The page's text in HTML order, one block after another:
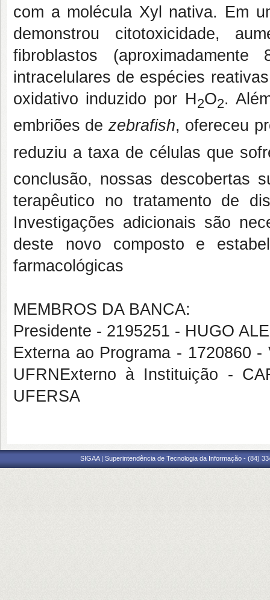
com a molécula Xyl nativa. Em
demonstrou citotoxicidade,
fibroblastos
intracelulares de espécies
oxidativo induzido por H2O2.
embriões de zebrafish, ofereceu
reduziu a taxa de células que
conclusão, nossas descobertas
terapêutico no tratamento de
Investigações adicionais são
deste novo composto e
farmacológicas
MEMBROS DA BANCA:
Presidente - 2195251 - HUGO
Externa ao Programa - 1720860
UFRNExterno à Instituição -
UFERSA
SIGAA | Superintendência de Tecnologia da Informação - (84)